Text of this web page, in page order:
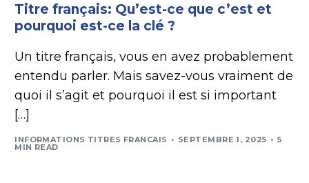
Titre français: Qu’est-ce que c’est et
pourquoi est-ce la clé ?
Un titre français, vous en avez probablement
entendu parler. Mais savez-vous vraiment de
quoi il s’agit et pourquoi il est si important
[…]
INFORMATIONS TITRES FRANCAIS SEPTEMBRE 1, 2025 5
MIN READ